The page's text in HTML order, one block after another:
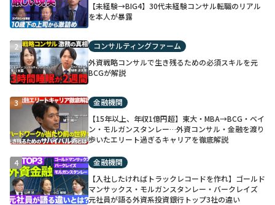
【未経験→BIG4】30代未経験コンサル転職のリアル
を本人が暴露
2
コンサルティングファーム
外資戦略コンサルで生き残るための必須スキルを元
BCGが解説
3
金融機関
【15年以上、年収1億円超】東大・MBA→BCG・ベイ
ン・モルガンスタンレー…外資コンサル・金融を渡り
歩いたエリート過ぎるキャリアを徹底解説
4
金融機関
【入社したければトラックレコードを作れ】ゴールド
マンサックス・モルガンスタンレー・バークレイズ
元社員が語る外資系投資銀行トップ3社の違い